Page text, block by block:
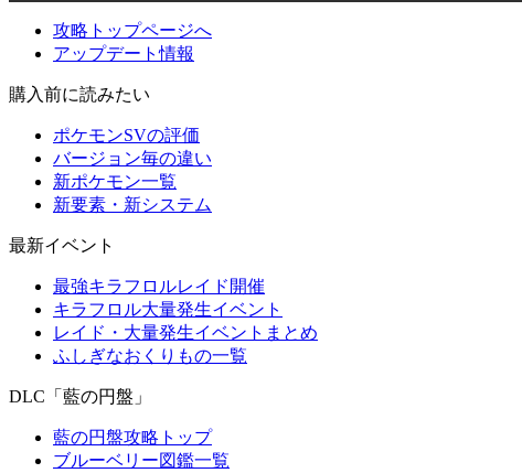
攻略トップページへ
アップデート情報
購入前に読みたい
ポケモンSVの評価
バージョン毎の違い
新ポケモン一覧
新要素・新システム
最新イベント
最強キラフロルレイド開催
キラフロル大量発生イベント
レイド・大量発生イベントまとめ
ふしぎなおくりもの一覧
DLC「藍の円盤」
藍の円盤攻略トップ
ブルーベリー図鑑一覧